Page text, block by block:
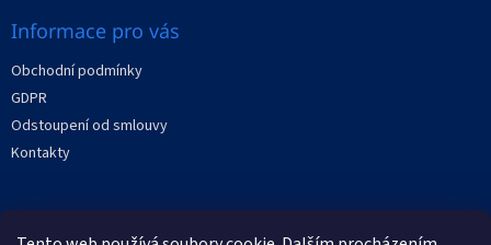
Informace pro vás
Obchodní podmínky
GDPR
Odstoupení od smlouvy
Kontakty
Facebook